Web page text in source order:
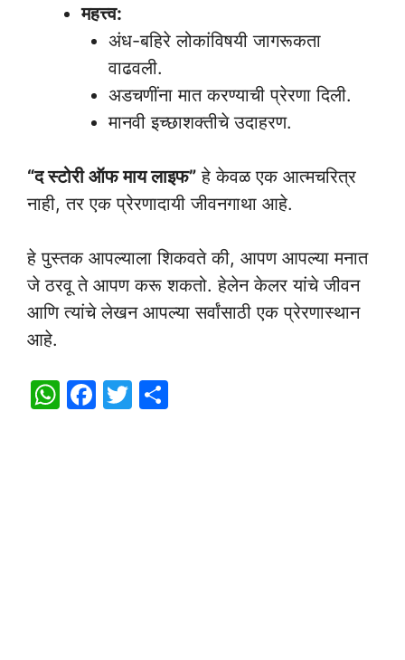
महत्त्व:
अंध-बहिरे लोकांविषयी जागरूकता
वाढवली.
अडचणींना मात करण्याची प्रेरणा दिली.
मानवी इच्छाशक्तीचे उदाहरण.
“द स्टोरी ऑफ माय लाइफ” हे केवळ एक आत्मचरित्र
नाही, तर एक प्रेरणादायी जीवनगाथा आहे.
हे पुस्तक आपल्याला शिकवते की, आपण आपल्या मनात
जे ठरवू ते आपण करू शकतो. हेलेन केलर यांचे जीवन
आणि त्यांचे लेखन आपल्या सर्वांसाठी एक प्रेरणास्थान
आहे.
W F
T